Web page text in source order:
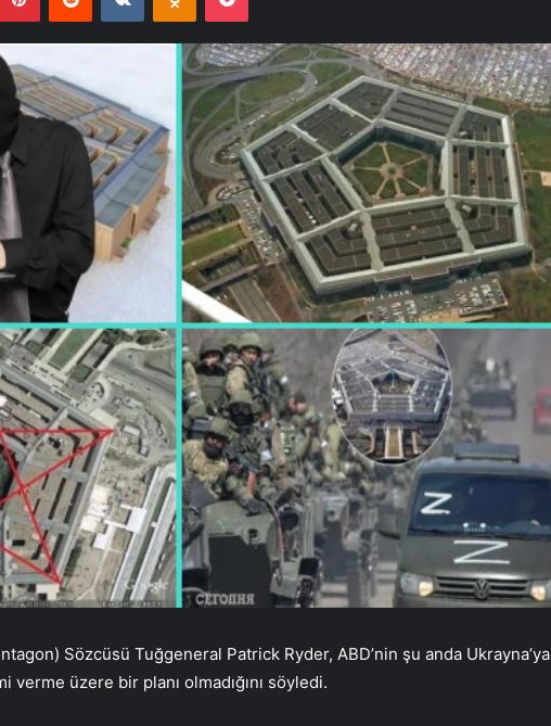
Sözcüsü Tuğgeneral Patrick Ryder, ABD’nin şu anda Ukrayna’ya
verme üzere bir planı olmadığını söyledi.